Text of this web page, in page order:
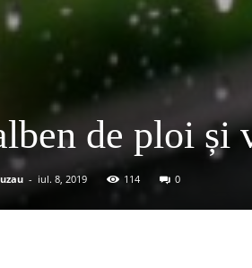
de ploi și
- iul. 8, 2019 114 0